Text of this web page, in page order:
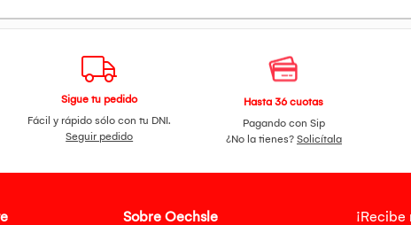
Sigue tu pedido
Fácil y rápido sólo con tu DNI.
Seguir pedido
Hasta 36 cuotas
Pagando con Sip
¿No la tienes? Solicítala
Sobre Oechsle